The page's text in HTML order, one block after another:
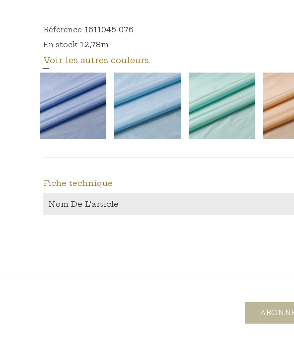
Référence 1611045-076
En stock 12,78m
Voir les autres couleurs.
Fiche technique
Nom De L'article